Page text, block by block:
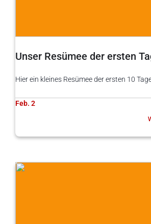
Unser Resümee der ersten
Hier ein kleines Resümee der ersten 10
Feb. 2